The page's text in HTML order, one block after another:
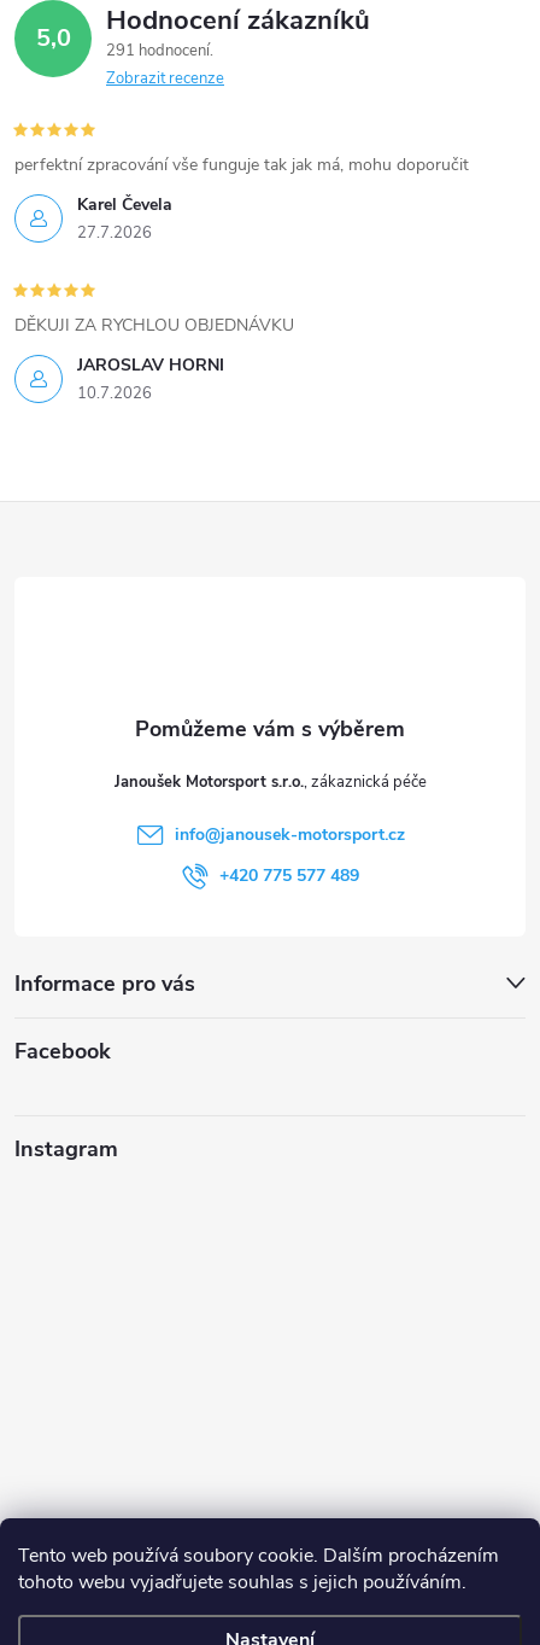
Tento web používá soubory cookie. Dalším procházením
tohoto webu vyjadřujete souhlas s jejich používáním.
d
a
c
í
p
r
v
k
y
ý
5,0 Hodnocení zákazníků
291 hodnocení
Zobrazit recenze
Karel Čevela
27.7.2026
perfektní zpracování vše funguje tak jak má, mohu doporučit
JAROSLAV HORNI
10.7.2026
DĚKUJI ZA RYCHLOU OBJEDNÁVKU
Janoušek Motorsport s.r.o.
info@janousek-motorsport.cz
+420 775 577 489
Informace pro vás
Facebook
Instagram
Sledovat na Instagramu